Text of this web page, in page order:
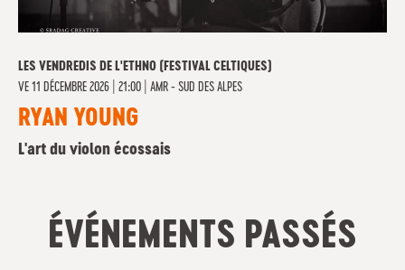
LES VENDREDIS DE L'ETHNO (FESTIVAL CELTIQUES)
VE 11 DÉCEMBRE 2026 | 21:00 AMR - SUD DES ALPES
RYAN YOUNG
L'art du violon écossais
ÉVÉNEMENTS PASSÉS